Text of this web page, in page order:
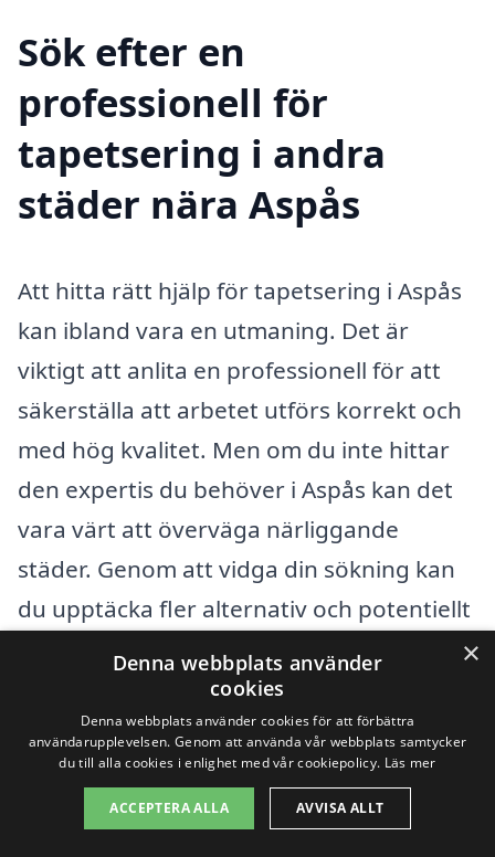
Sök efter en
professionell för
tapetsering i andra
städer nära Aspås
Att hitta rätt hjälp för tapetsering i Aspås
kan ibland vara en utmaning. Det är
viktigt att anlita en professionell för att
säkerställa att arbetet utförs korrekt och
med hög kvalitet. Men om du inte hittar
den expertis du behöver i Aspås kan det
vara värt att överväga närliggande
städer. Genom att vidga din sökning kan
du upptäcka fler alternativ och potentiellt
bättre erbjudanden. Här är några städer
Krokom
×
Denna webbplats använder
cookies
Denna webbplats använder cookies för att förbättra
användarupplevelsen. Genom att använda vår webbplats samtycker
du till alla cookies i enlighet med vår cookiepolicy. Läs mer
ACCEPTERA ALLA AVVISA ALLT